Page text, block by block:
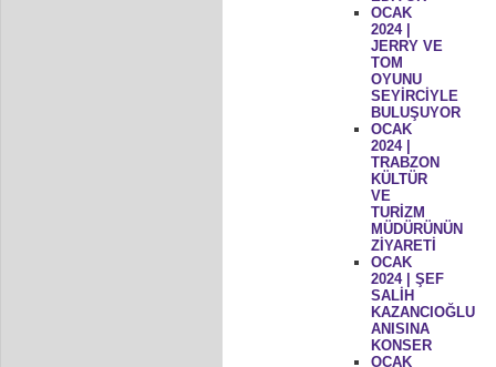
OCAK
2024 |
JERRY VE
TOM
OYUNU
SEYİRCİYLE
BULUŞUYOR
OCAK
2024 |
TRABZON
KÜLTÜR
VE
TURİZM
MÜDÜRÜNÜN
ZİYARETİ
OCAK
2024 | ŞEF
SALİH
KAZANCIOĞLU
ANISINA
KONSER
OCAK